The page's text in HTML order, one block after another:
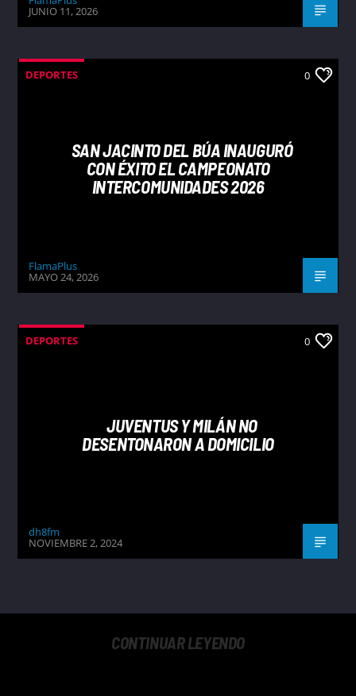
JUNIO 11, 2026
DEPORTES 0
SAN JACINTO DEL BÚA INAUGURÓ
CON ÉXITO EL CAMPEONATO
INTERCOMUNIDADES 2026
FlamaPlus
MAYO 24, 2026
DEPORTES 0
JUVENTUS Y MILÁN NO
DESENTONARON A DOMICILIO
dh8fm
NOVIEMBRE 2, 2024
CONTINUAR LEYENDO